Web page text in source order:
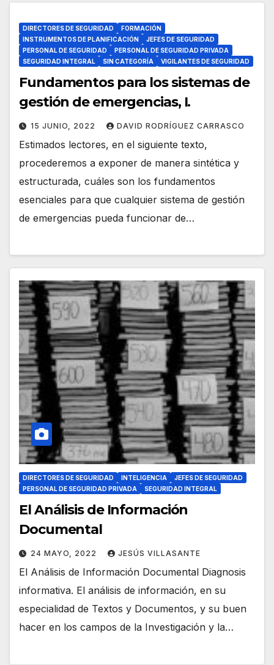
DIRECTORES DE SEGURIDAD
FORMACIÓN
INSTRUMENTOS DE PLANIFICACIÓN
JEFES DE SEGURIDAD
PERSONAL DE SEGURIDAD
PERSONAL DE SEGURIDAD PRIVADA
SEGURIDAD INTEGRAL
SIN CATEGORÍA VIGILANTES DE SEGURIDAD
Fundamentos para los sistemas de
gestión de emergencias, I.
15 JUNIO, 2022 DAVID RODRÍGUEZ CARRASCO
Estimados lectores, en el siguiente texto,
procederemos a exponer de manera sintética y
estructurada, cuáles son los fundamentos
esenciales para que cualquier sistema de gestión
de emergencias pueda funcionar de…
DIRECTORES DE SEGURIDAD INTELIGENCIA
JEFES DE SEGURIDAD
PERSONAL DE SEGURIDAD PRIVADA
SEGURIDAD INTEGRAL
El Análisis de Información
Documental
24 MAYO, 2022 JESÚS VILLASANTE
El Análisis de Información Documental Diagnosis
informativa. El análisis de información, en su
especialidad de Textos y Documentos, y su buen
hacer en los campos de la Investigación y la…